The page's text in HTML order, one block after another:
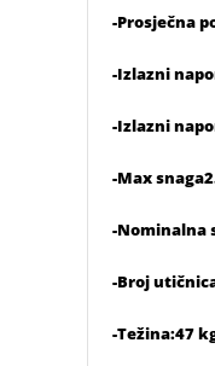
-Prosječna
-Izlazni
-Izlazni
-Max
-Nominalna
-Broj
-Težina:47